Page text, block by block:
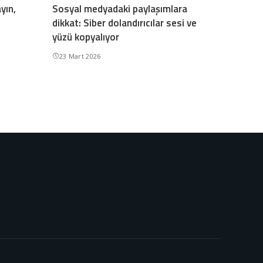
Sosyal medyadaki paylaşımlara
dikkat: Siber dolandırıcılar sesi ve
yüzü kopyalıyor
23 Mart 2026